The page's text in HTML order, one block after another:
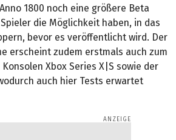
1800 noch eine größere Beta
die Möglichkeit haben, in das
bevor es veröffentlicht wird. Der
erscheint zudem erstmals auch zum
Xbox Series X|S sowie der
auch hier Tests erwartet